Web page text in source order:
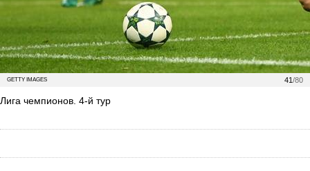
41/80
GETTY IMAGES
Лига чемпионов. 4-й тур